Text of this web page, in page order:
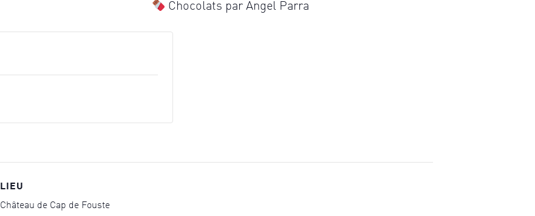
Chocolats par Angel Parra
LIEU
Château de Cap de Fouste